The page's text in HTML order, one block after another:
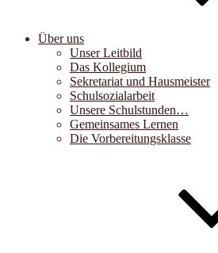
Über uns
Unser Leitbild
Das Kollegium
Sekretariat und Hausmeister
Schulsozialarbeit
Unsere Schulstunden…
Gemeinsames Lernen
Die Vorbereitungsklasse